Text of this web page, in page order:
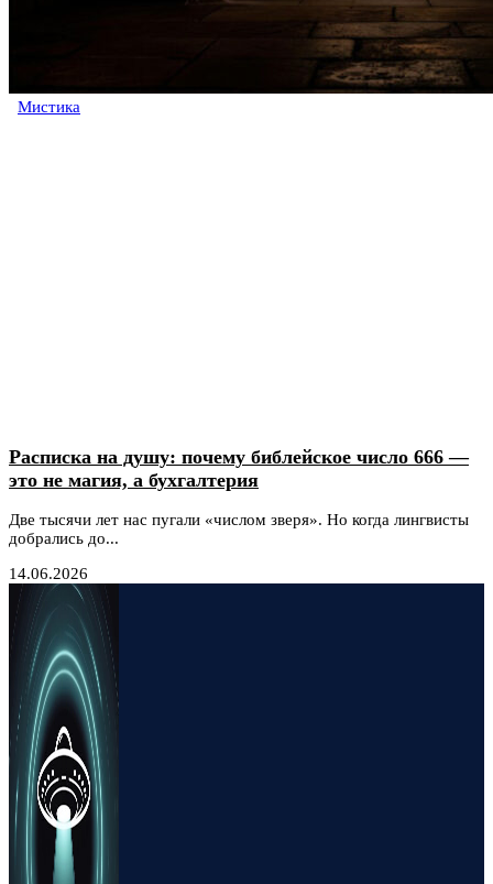
Мистика
Расписка на душу: почему библейское число 666 —
это не магия, а бухгалтерия
Две тысячи лет нас пугали «числом зверя». Но когда лингвисты
добрались до...
14.06.2026